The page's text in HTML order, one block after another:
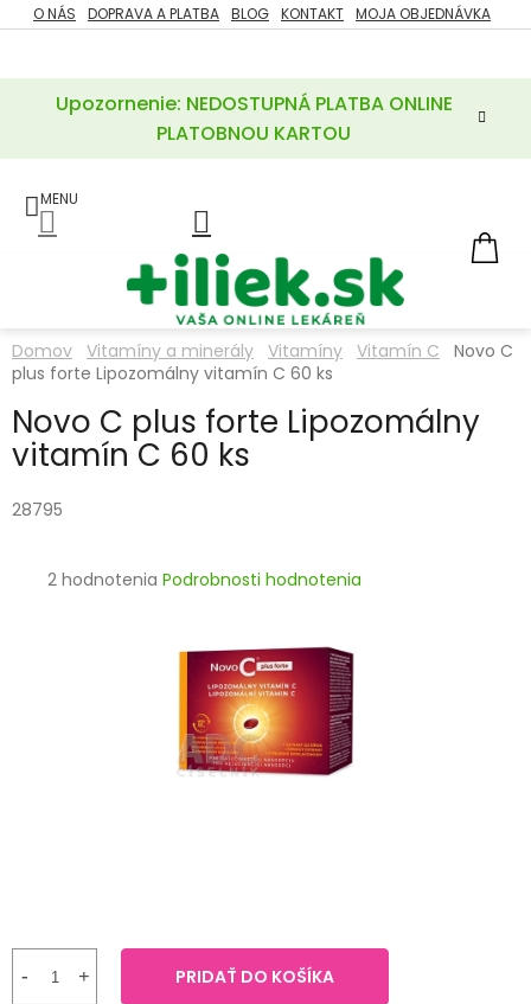
Prejsť
na
Upozornenie: NEDOSTUPNÁ PLATBA ONLINE
PLATOBNOU KARTOU
O NÁS DOPRAVA A PLATBA BLOG KONTAKT MOJA OBJEDNÁVKA
ZĽAVY
POTREBY
A
LIEKY
VITAMÍNY
MINERÁLY
PRÍRODNÉ
LIEKY
Domov Vitamíny a minerály Vitamíny Vitamín C
Novo C
plus forte Lipozomálny vitamín C 60 ks
Novo C plus forte Lipozomálny
vitamín C 60 ks
28795
Priemerné
2 hodnotenia Podrobnosti hodnotenia
PRIDAŤ DO KOŠÍKA